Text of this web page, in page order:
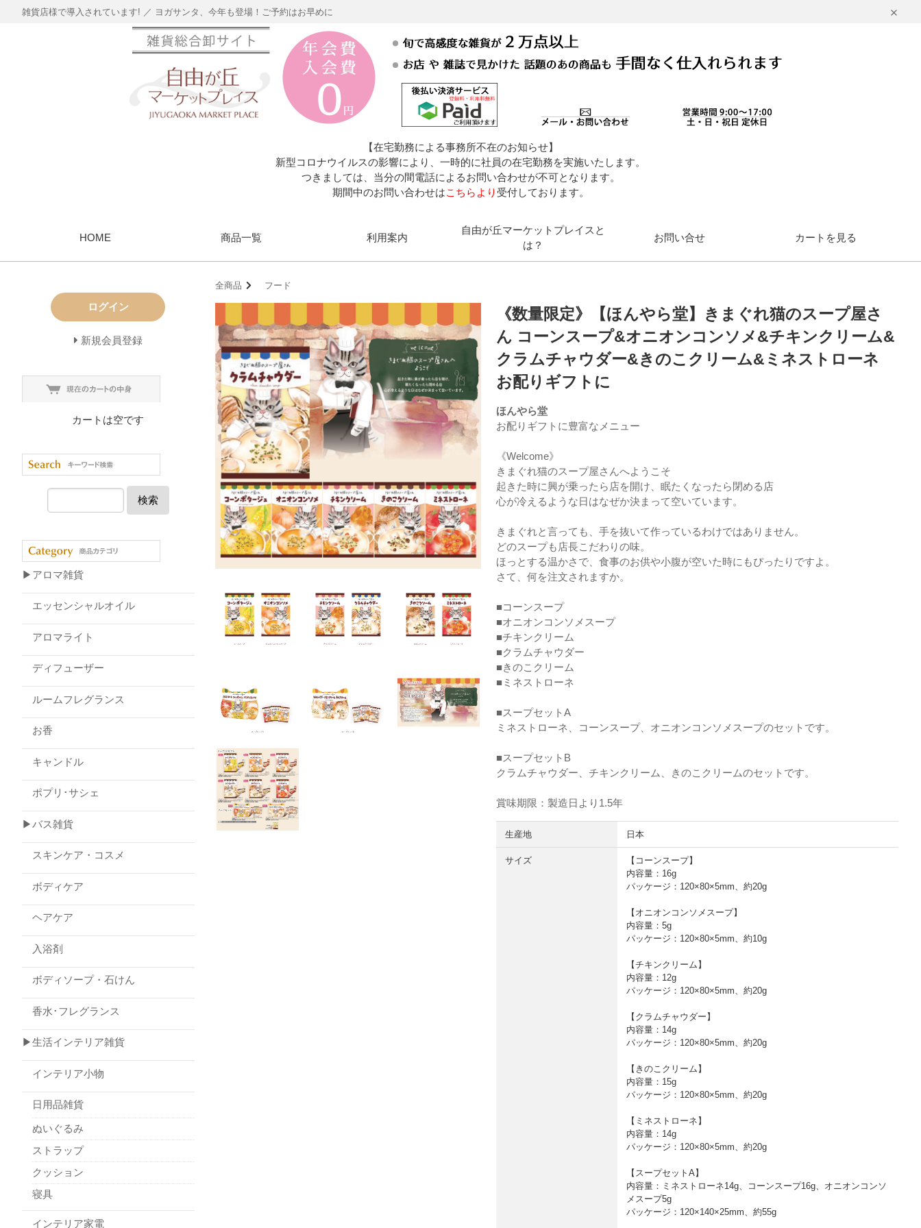
雑貨店様で導入されています! ／ ヨガサンタ、今年も登場！ご予約はお早めに
【在宅勤務による事務所不在のお知らせ】
新型コロナウイルスの影響により、一時的に社員の在宅勤務を実施いたします。
つきましては、当分の間電話によるお問い合わせが不可となります。
期間中のお問い合わせはこちらより 受付しております。
HOME 商品一覧 利用案内
自由が丘マーケットプレイスと
は？
お問い合せ カートを見る
全商品 フード
《数量限定》【ほんやら堂】きまぐれ猫のスープ屋さ
ん コーンスープ&オニオンコンソメ&チキンクリーム&
クラムチャウダー&きのこクリーム&ミネストローネ
お配りギフトに
ほんやら堂
お配りギフトに豊富なメニュー
《Welcome》
きまぐれ猫のスープ屋さんへようこそ
起きた時に興が乗ったら店を開け、眠たくなったら閉める店
心が冷えるような日はなぜか決まって空いています。
きまぐれと言っても、手を抜いて作っているわけではありません。
どのスープも店長こだわりの味。
ほっとする温かさで、食事のお供や小腹が空いた時にもぴったりですよ。
さて、何を注文されますか。
■コーンスープ
■オニオンコンソメスープ
■チキンクリーム
■クラムチャウダー
■きのこクリーム
■ミネストローネ
■スープセットA
ミネストローネ、コーンスープ、オニオンコンソメスープのセットです。
■スープセットB
クラムチャウダー、チキンクリーム、きのこクリームのセットです。
賞味期限：製造日より1.5年
生産地 日本
サイズ
【コーンスープ】
内容量：16g
パッケージ：120×80×5mm、約20g
【オニオンコンソメスープ】
内容量：5g
パッケージ：120×80×5mm、約10g
【チキンクリーム】
内容量：12g
パッケージ：120×80×5mm、約20g
【クラムチャウダー】
内容量：14g
パッケージ：120×80×5mm、約20g
【きのこクリーム】
内容量：15g
パッケージ：120×80×5mm、約20g
【ミネストローネ】
内容量：14g
パッケージ：120×80×5mm、約20g
【スープセットA】
内容量：ミネストローネ14g、コーンスープ16g、オニオンコンソ
メスープ5g
パッケージ：120×140×25mm、約55g
ログイン
新規会員登録
カートは空です
検索
▶アロマ雑貨
エッセンシャルオイル
アロマライト
ディフューザー
ルームフレグランス
お香
キャンドル
ポプリ･サシェ
▶バス雑貨
スキンケア・コスメ
ボディケア
ヘアケア
入浴剤
ボディソープ・石けん
香水･フレグランス
▶生活インテリア雑貨
インテリア小物
日用品雑貨
ぬいぐるみ
ストラップ
クッション
寝具
インテリア家電